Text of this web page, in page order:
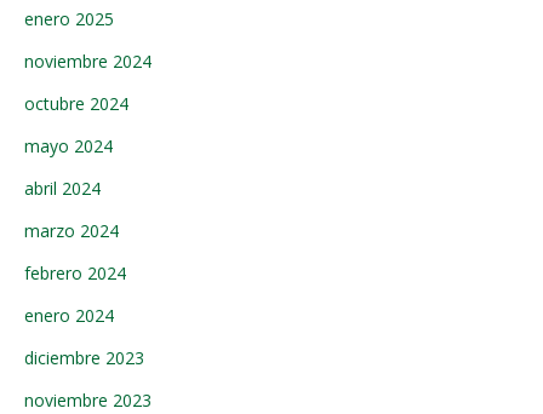
enero 2025
noviembre 2024
octubre 2024
mayo 2024
abril 2024
marzo 2024
febrero 2024
enero 2024
diciembre 2023
noviembre 2023